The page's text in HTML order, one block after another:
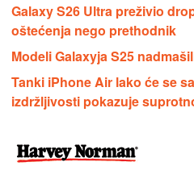
Galaxy S26 Ultra preživio
oštećenja nego prethodnik
Modeli Galaxyja S25
Tanki iPhone Air lako će se
izdržljivosti pokazuje